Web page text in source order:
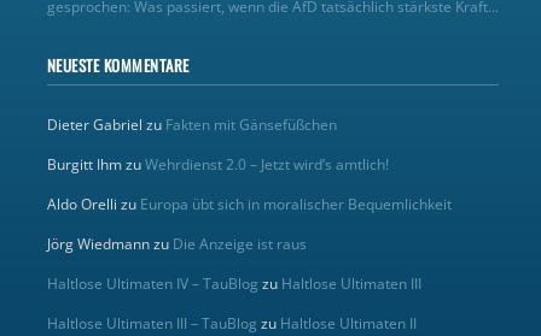
gesprochen: Was passiert, wenn die AfD tatsächlich stärkste Kraft...
NEUESTE KOMMENTARE
Dieter Gabriel zu Fakten mit Gänsefüßchen
Burgitt IhmzuWehrdienst 2.0 – Jetzt wird’s amtlich!
Aldo Orelli zu Europa übt sich in moralischer Bequemlichkeit
Jörg Wiedmannzu Die Anzeige ist raus
Haltlose Ultimaten IV – TauBlog zu Haltlose Ultimaten III
Haltlose Ultimaten III – TauBlog zu Haltlose Ultimaten II